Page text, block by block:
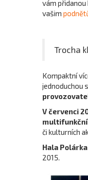
vám přidanou
vašim
Trocha
Kompaktní
jednoduchou
V červenci
či kulturních
Hala
2015.